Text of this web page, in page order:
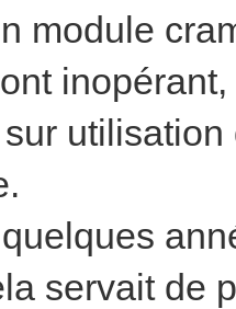
module
servait de